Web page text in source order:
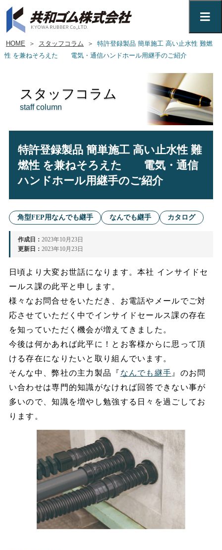
HOME ＞ スタッフコラム ＞
特許登録製品 簡単施工 高い止水性 難燃
性 を兼ねそろえた 電気・通信ハンドホール用継手のご紹介
スタッフコラム
staff column
特許登録製品 簡単施工 高い止水性 難
燃性 を兼ねそろえた 電気・通信
ハンドホール用継手のご紹介
角型FEP用なんでも継手 なんでも継手 カタログ
作成日： 2023年10月23日
更新日： 2023年10月23日
日頃より大変お世話になります。本社 インサイドセ
ールス課の此平と申します。
様々なお問合せをいただき、お電話やメールでご対
応させていただく中でインサイドセールス課の存在
を知っていただく機会が増えてきました。
今後は何かあれば此平に！とお客様からに思って頂
ける存在になりたいと取り組んでいます。
そんな中、弊社の主力製品『 なんでも継手 』のお問
い合わせは専門的知識がなければ回答できない事が
多いので、知識を増やし勉強する日々を過ごしてお
ります。